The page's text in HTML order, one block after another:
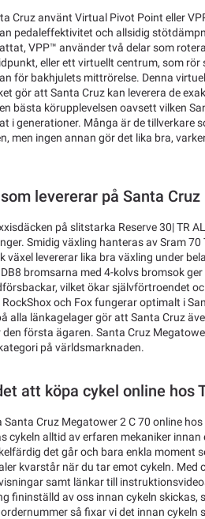
Cruz använt Virtual Pivot Point eller
pedaleffektivitet och allsidig
VPP™ använder två delar som
eller ett virtuellt centrum, som
för bakhjulets mittrörelse. Denna
gör att Santa Cruz kan leverera de
bästa körupplevelsen oavsett vilken
i generationer. Många är de tillverkare
men ingen annan gör det lika bra,
levererar på Santa
på slitstarka Reserve 30| TR
Smidig växling hanteras av Sram 70
växel levererar lika bra växling under
bromsarna med 4-kolvs bromsok
vilket ökar självförtroendet
och Fox fungerar optimalt i
alla länkagelager gör att Santa Cruz
första ägaren. Santa Cruz
på världsmarknaden.
att köpa cykel online hos
Santa Cruz Megatower 2 C 70 online
cykeln alltid av erfaren mekaniker innan
det går och bara enkla moment
kvarstår när du tar emot cykeln. Med
samt länkar till
fininställd av oss innan cykeln skickas,
så fixar vi det innan cykeln